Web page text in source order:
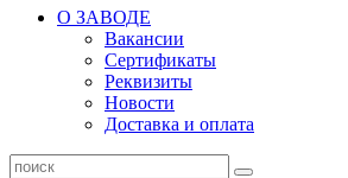
О ЗАВОДЕ
Вакансии
Сертификаты
Реквизиты
Новости
Доставка и оплата